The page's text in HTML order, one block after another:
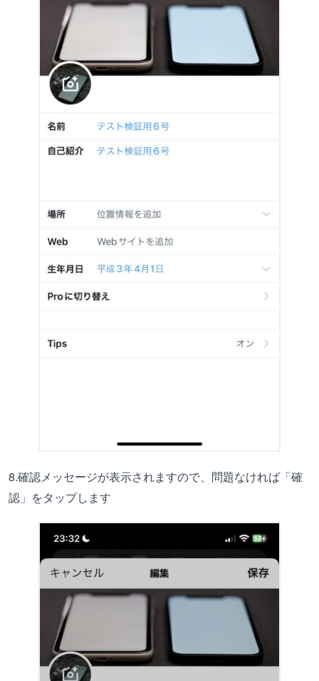
8.確認メッセージが表示されますので、問題なければ「確
認」をタップします